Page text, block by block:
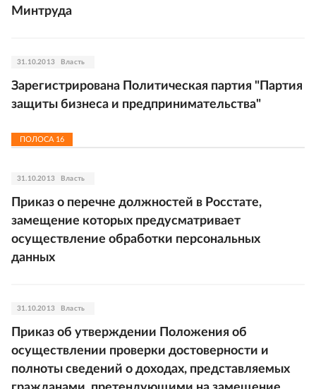
Минтруда
31.10.2013 Власть
Зарегистрирована Политическая партия "Партия
защиты бизнеса и предпринимательства"
ПОЛОСА 16
31.10.2013 Власть
Приказ о перечне должностей в Росстате,
замещение которых предусматривает
осуществление обработки персональных
данных
31.10.2013 Власть
Приказ об утверждении Положения об
осуществлении проверки достоверности и
полноты сведений о доходах, представляемых